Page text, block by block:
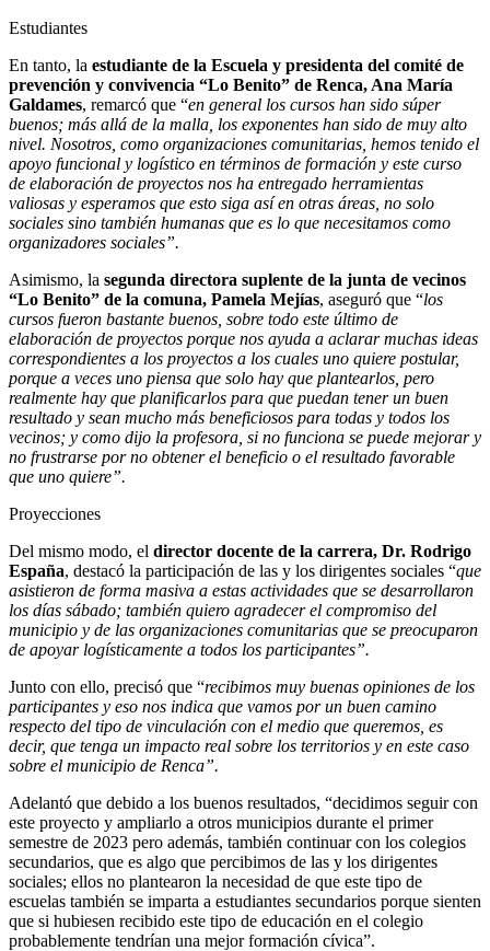
Estudiantes
En tanto, la estudiante de la Escuela y presidenta del comité de
prevención y convivencia “Lo Benito” de Renca, Ana María
Galdames, remarcó que “en general los cursos han sido súper
buenos; más allá de la malla, los exponentes han sido de muy alto
nivel. Nosotros, como organizaciones comunitarias, hemos tenido el
apoyo funcional y logístico en términos de formación y este curso
de elaboración de proyectos nos ha entregado herramientas
valiosas y esperamos que esto siga así en otras áreas, no solo
sociales sino también humanas que es lo que necesitamos como
organizadores sociales”.
Asimismo, la segunda directora suplente de la junta de vecinos
“Lo Benito” de la comuna, Pamela Mejías, aseguró que “los
cursos fueron bastante buenos, sobre todo este último de
elaboración de proyectos porque nos ayuda a aclarar muchas ideas
correspondientes a los proyectos a los cuales uno quiere postular,
porque a veces uno piensa que solo hay que plantearlos, pero
realmente hay que planificarlos para que puedan tener un buen
resultado y sean mucho más beneficiosos para todas y todos los
vecinos; y como dijo la profesora, si no funciona se puede mejorar y
no frustrarse por no obtener el beneficio o el resultado favorable
que uno quiere”.
Proyecciones
Del mismo modo, el director docente de la carrera, Dr. Rodrigo
España, destacó la participación de las y los dirigentes sociales “que
asistieron de forma masiva a estas actividades que se desarrollaron
los días sábado; también quiero agradecer el compromiso del
municipio y de las organizaciones comunitarias que se preocuparon
de apoyar logísticamente a todos los participantes”.
Junto con ello, precisó que “recibimos muy buenas opiniones de los
participantes y eso nos indica que vamos por un buen camino
respecto del tipo de vinculación con el medio que queremos, es
decir, que tenga un impacto real sobre los territorios y en este caso
sobre el municipio de Renca”.
Adelantó que debido a los buenos resultados, “decidimos seguir con
este proyecto y ampliarlo a otros municipios durante el primer
semestre de 2023 pero además, también continuar con los colegios
secundarios, que es algo que percibimos de las y los dirigentes
sociales; ellos no plantearon la necesidad de que este tipo de
escuelas también se imparta a estudiantes secundarios porque sienten
que si hubiesen recibido este tipo de educación en el colegio
probablemente tendrían una mejor formación cívica”.